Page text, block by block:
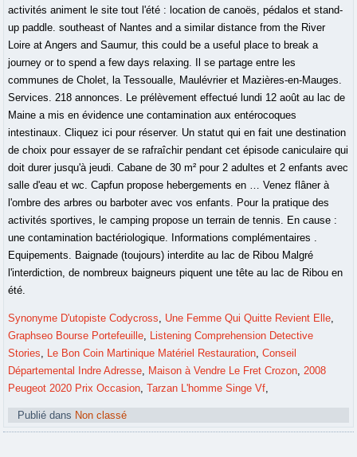
activités animent le site tout l'été : location de canoës, pédalos et stand-
up paddle. southeast of Nantes and a similar distance from the River
Loire at Angers and Saumur, this could be a useful place to break a
journey or to spend a few days relaxing. Il se partage entre les
communes de Cholet, la Tessoualle, Maulévrier et Mazières-en-Mauges.
Services. 218 annonces. Le prélèvement effectué lundi 12 août au lac de
Maine a mis en évidence une contamination aux entérocoques
intestinaux. Cliquez ici pour réserver. Un statut qui en fait une destination
de choix pour essayer de se rafraîchir pendant cet épisode caniculaire qui
doit durer jusqu'à jeudi. Cabane de 30 m² pour 2 adultes et 2 enfants avec
salle d'eau et wc. Capfun propose hebergements en … Venez flâner à
l'ombre des arbres ou barboter avec vos enfants. Pour la pratique des
activités sportives, le camping propose un terrain de tennis. En cause :
une contamination bactériologique. Informations complémentaires .
Equipements. Baignade (toujours) interdite au lac de Ribou Malgré
l'interdiction, de nombreux baigneurs piquent une tête au lac de Ribou en
été.
Synonyme D'utopiste Codycross, Une Femme Qui Quitte Revient Elle,
Graphseo Bourse Portefeuille, Listening Comprehension Detective
Stories, Le Bon Coin Martinique Matériel Restauration,Conseil
Départemental Indre Adresse, Maison à Vendre Le Fret Crozon,2008
Peugeot 2020 Prix Occasion,Tarzan L'homme Singe Vf,
Publié dans Non classé